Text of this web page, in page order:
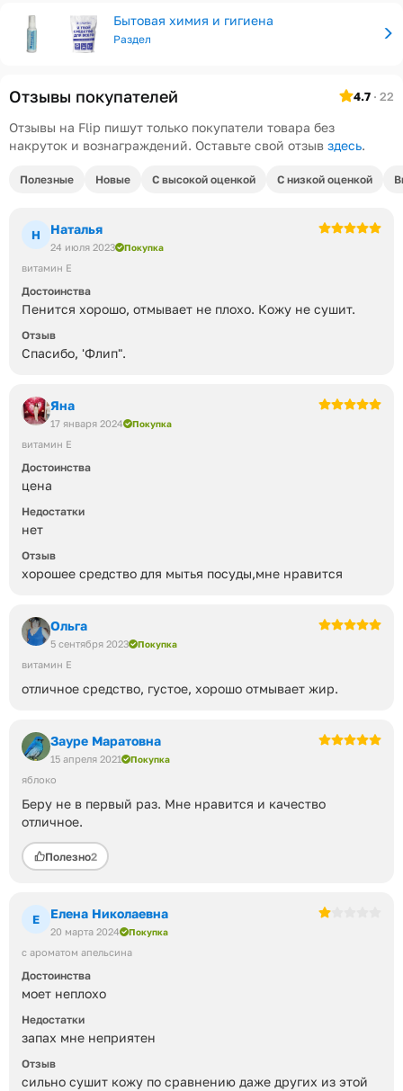
Бытовая химия и гигиена
Раздел
Отзывы покупателей 4.7 · 22
Отзывы на Flip пишут только покупатели товара без
накруток и вознаграждений. Оставьте свой отзыв здесь.
Полезные Новые С высокой оценкой С низкой оценкой
Н Наталья
24 июля 2023 Покупка
витамин Е
Достоинства
Пенится хорошо, отмывает не плохо. Кожу не сушит.
Отзыв
Спасибо, 'Флип".
Яна
17 января 2024 Покупка
витамин Е
Достоинства
цена
Недостатки
нет
Отзыв
хорошее средство для мытья посуды,мне нравится
Ольга
5 сентября 2023 Покупка
витамин Е
отличное средство, густое, хорошо отмывает жир.
Зауре Маратовна
15 апреля 2021 Покупка
яблоко
Беру не в первый раз. Мне нравится и качество
отличное.
Полезно2
Е Елена Николаевна
20 марта 2024 Покупка
с ароматом апельсина
Достоинства
моет неплохо
Недостатки
запах мне неприятен
Отзыв
сильно сушит кожу по сравнению даже других из этой